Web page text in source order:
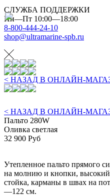
СЛУЖБА ПОДДЕРЖКИ
Пн—Пт 10:00—18:00
8-800-444-24-10
shop@ultramarine-spb.ru
< НАЗАД В ОНЛАЙН-
< НАЗАД В ОНЛАЙН-
Пальто 280W
Оливка светлая
32 900 Руб
Утепленное пальто прямого
на молнию и кнопки,
стойка, карманы в швах на
—122 см.